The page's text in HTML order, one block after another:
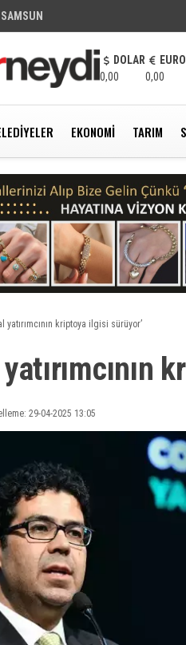
SAMSUN
DOLAR
0,00
EURO
0,00
EKONOMI TARIM
yatırımcının kriptoya ilgisi sürüyor’
29-04-2025 13:05